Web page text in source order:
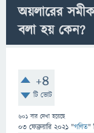
অয়লারের
বলা হয় কেন?
+4
টি ভোট
601 বার দেখা হয়েছে
03 ফেব্রুয়ারি 2021 "গণিত"